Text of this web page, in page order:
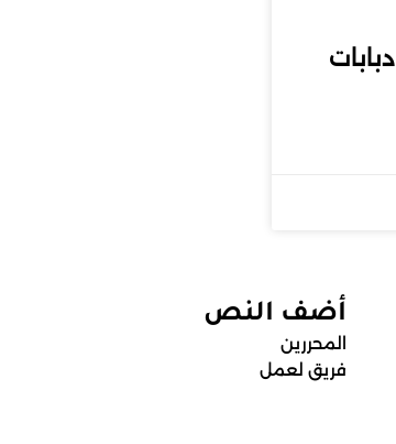
«كتائب القسام» تستهدف 3 دبابات
أضف النص
المحررين
فريق لعمل